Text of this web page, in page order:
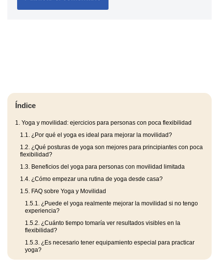
Índice
1. Yoga y movilidad: ejercicios para personas con poca flexibilidad
1.1. ¿Por qué el yoga es ideal para mejorar la movilidad?
1.2. ¿Qué posturas de yoga son mejores para principiantes con poca
flexibilidad?
1.3. Beneficios del yoga para personas con movilidad limitada
1.4. ¿Cómo empezar una rutina de yoga desde casa?
1.5. FAQ sobre Yoga y Movilidad
1.5.1. ¿Puede el yoga realmente mejorar la movilidad si no tengo
experiencia?
1.5.2. ¿Cuánto tiempo tomaría ver resultados visibles en la
flexibilidad?
1.5.3. ¿Es necesario tener equipamiento especial para practicar
yoga?